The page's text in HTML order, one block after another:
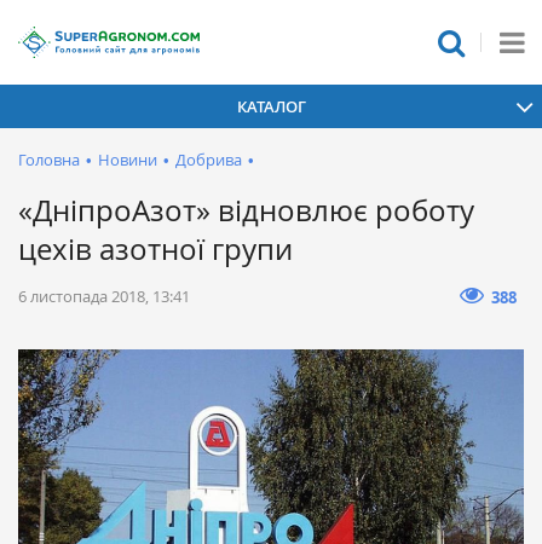
КАТАЛОГ
Головна • Новини • Добрива •
«ДніпроАзот» відновлює роботу
цехів азотної групи
6 листопада 2018, 13:41 388